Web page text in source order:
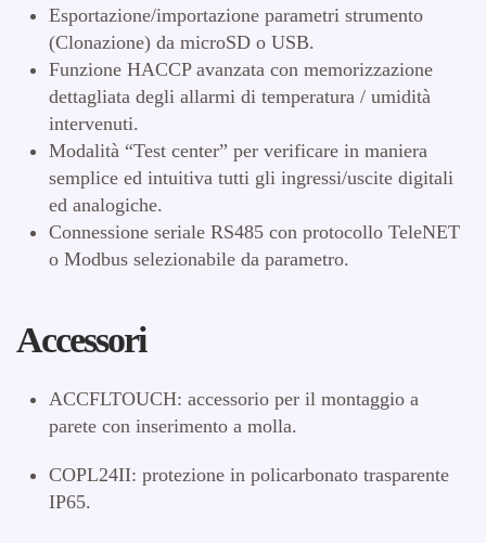
Esportazione/importazione parametri strumento
(Clonazione) da microSD o USB.
Funzione HACCP avanzata con memorizzazione
dettagliata degli allarmi di temperatura / umidità
intervenuti.
Modalità “Test center” per verificare in maniera
semplice ed intuitiva tutti gli ingressi/uscite digitali
ed analogiche.
Connessione seriale RS485 con protocollo TeleNET
o Modbus selezionabile da parametro.
Accessori
ACCFLTOUCH: accessorio per il montaggio a
parete con inserimento a molla.
COPL24II: protezione in policarbonato trasparente
IP65.